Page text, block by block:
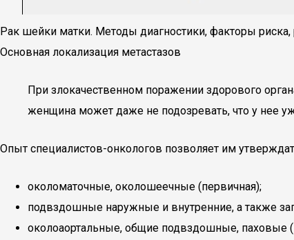
Рак шейки матки. Методы диагностики, факторы
Основная локализация метастазов
При злокачественном поражении здорового
женщина может даже не подозревать, что у нее
Опыт специалистов-онкологов позволяет им
околоматочные, околошеечные (первичная);
подвздошные наружные и внутренние, а также
околоаортальные, общие подвздошные, паховые